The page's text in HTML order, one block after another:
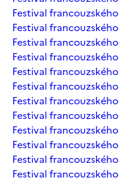
Festival
Festival
Festival
Festival
Festival
Festival
Festival
Festival
Festival
Festival
Festival
Festival